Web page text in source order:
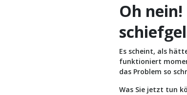
Oh
Es scheint, als
funktioniert
das Problem so
Was Sie jetzt tun